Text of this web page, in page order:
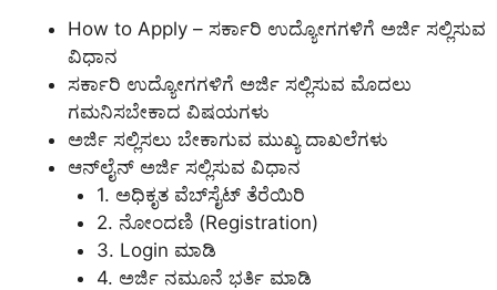
How to Apply – ಸರ್ಕಾರಿ ಉದ್ಯೋಗಗಳಿಗೆ ಅರ್ಜಿ ಸಲ್ಲಿಸುವ
ವಿಧಾನ
ಸರ್ಕಾರಿ ಉದ್ಯೋಗಗಳಿಗೆ ಅರ್ಜಿ ಸಲ್ಲಿಸುವ ಮೊದಲು
ಗಮನಿಸಬೇಕಾದ ವಿಷಯಗಳು
ಅರ್ಜಿ ಸಲ್ಲಿಸಲು ಬೇಕಾಗುವ ಮುಖ್ಯ ದಾಖಲೆಗಳು
ಆನ್‌ಲೈನ್ ಅರ್ಜಿ ಸಲ್ಲಿಸುವ ವಿಧಾನ
1. ಅಧಿಕೃತ ವೆಬ್‌ಸೈಟ್ ತೆರೆಯಿರಿ
2. ನೋಂದಣಿ (Registration)
3. Login ಮಾಡಿ
4. ಅರ್ಜಿ ನಮೂನೆ ಭರ್ತಿ ಮಾಡಿ